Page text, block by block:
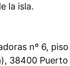
la isla.
nº 6,
38400